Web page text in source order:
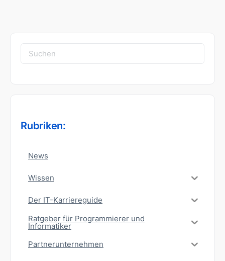
Suchen
nach:
Rubriken:
News
Wissen
Der IT-Karriereguide
Ratgeber für Programmierer und
Informatiker
Partnerunternehmen